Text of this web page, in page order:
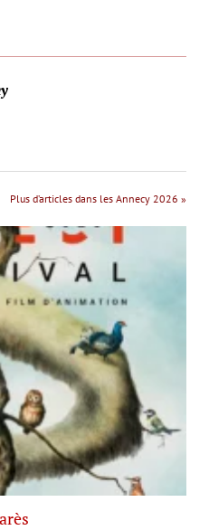
Plus d’articles dans les Annecy 2026 »